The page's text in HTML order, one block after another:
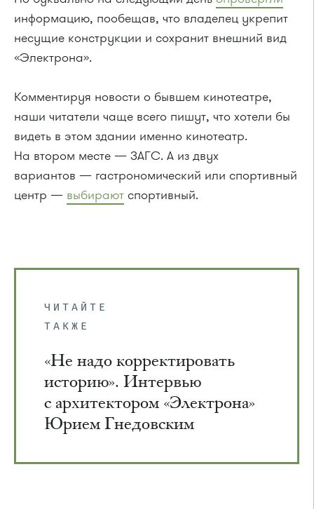
информацию, пообещав, что владелец укрепит
несущие конструкции и сохранит внешний вид
«Электрона».
Комментируя новости о бывшем кинотеатре,
наши читатели чаще всего пишут, что хотели бы
видеть в этом здании именно кинотеатр.
На втором месте — ЗАГС. А из двух
вариантов — гастрономический или спортивный
центр — выбирают спортивный.
ЧИТАЙТЕ
ТАКЖЕ
«Не надо корректировать
историю». Интервью
с архитектором «Электрона»
Юрием Гнедовским